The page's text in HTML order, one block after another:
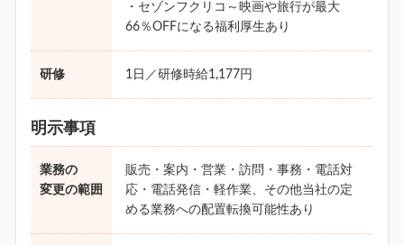
・セゾンフクリコ～映画や旅行が最大
66％OFFになる福利厚生あり
研修 1日／研修時給1,177円
明示事項
業務の
変更の範囲
販売・案内・営業・訪問・事務・電話対
応・電話発信・軽作業、その他当社の定
める業務への配置転換可能性あり